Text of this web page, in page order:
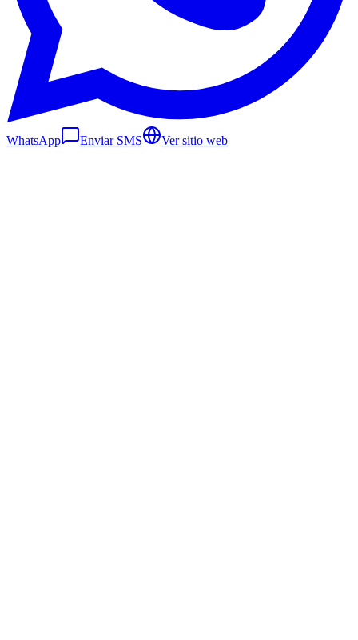
WhatsApp Enviar SMS Ver sitio web